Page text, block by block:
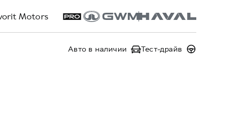
Motors
Авто в наличии Тест-драйв